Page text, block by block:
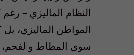
النظام الماليزي –
المواطن الماليزي،
سوى المطاط والفحم،